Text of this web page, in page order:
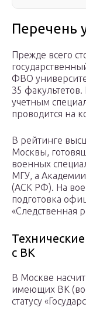
Перечень
Прежде всего
ФВО
35
учетным
проводится на
В рейтинге
Москвы,
военных
МГУ, а Академии
(АСК РФ). На
подготовка
«Следственная
с ВК
В Москве
имеющих ВК
статусу